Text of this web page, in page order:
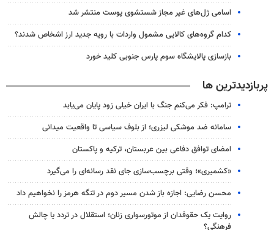
اسامی ژل‌های غیر مجاز شستشوی پوست منتشر شد
کدام گروه‌های کالایی مشمول واردات با رویه جدید ارز اشخاص شدند؟
بازسازی پالایشگاه سوم پارس جنوبی کلید خورد
پربازدیدترین ها
ترامپ: فکر می‌کنم جنگ با ایران خیلی زود پایان می‌یابد
سامانه ضد موشکی لیزری؛ از بلوف سیاسی تا واقعیت میدانی
امضای توافق دفاعی بین عربستان، ترکیه و پاکستان
«کشمیری»؛ وقتی برچسب‌سازی جای نقد رسانه‌ای را می‌گیرد
محسن رضایی: اجازه باز شدن مسیر دوم در تنگه هرمز را نخواهیم داد
روایت یک حقوقدان از موتورسواری زنان؛ استقلال در تردد یا چالش
فرهنگی؟